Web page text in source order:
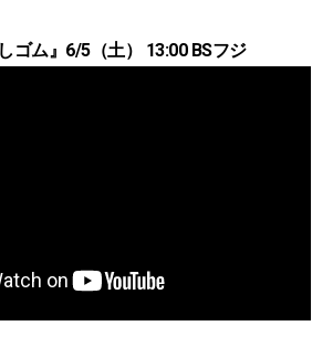
ゴム』6/5（土） 13:00 BSフジ